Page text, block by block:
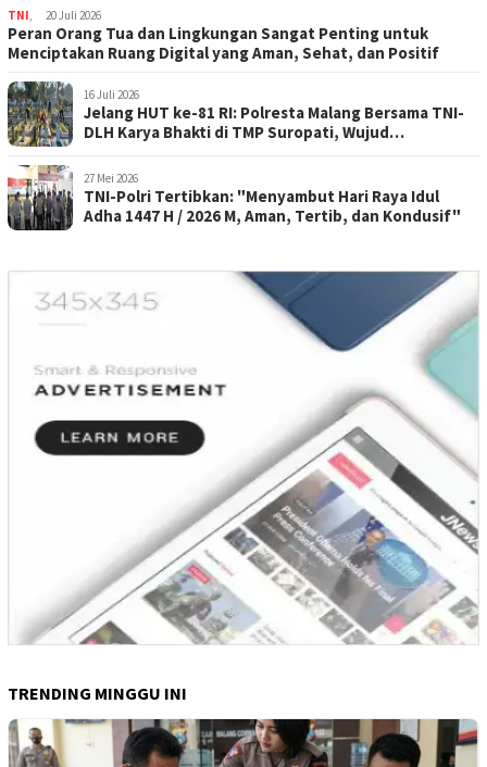
TNI, 20 Juli 2026
Peran Orang Tua dan Lingkungan Sangat Penting untuk
Menciptakan Ruang Digital yang Aman, Sehat, dan Positif
16 Juli 2026
Jelang HUT ke-81 RI: Polresta Malang Bersama TNI-
DLH Karya Bhakti di TMP Suropati, Wujud
27 Mei 2026
TNI-Polri Tertibkan: "Menyambut Hari Raya Idul
Adha 1447 H / 2026 M, Aman, Tertib, dan Kondusif"
TRENDING MINGGU INI